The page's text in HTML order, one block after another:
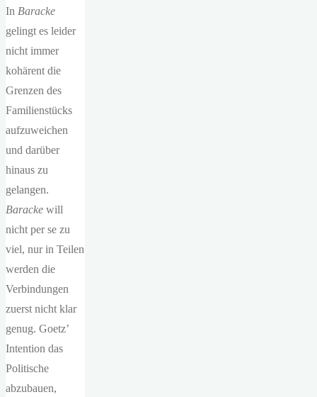
In Baracke
gelingt es leider
nicht immer
kohärent die
Grenzen des
Familienstücks
aufzuweichen
und darüber
hinaus zu
gelangen.
Baracke will
nicht per se zu
viel, nur in Teilen
werden die
Verbindungen
zuerst nicht klar
genug. Goetz’
Intention das
Politische
abzubauen,